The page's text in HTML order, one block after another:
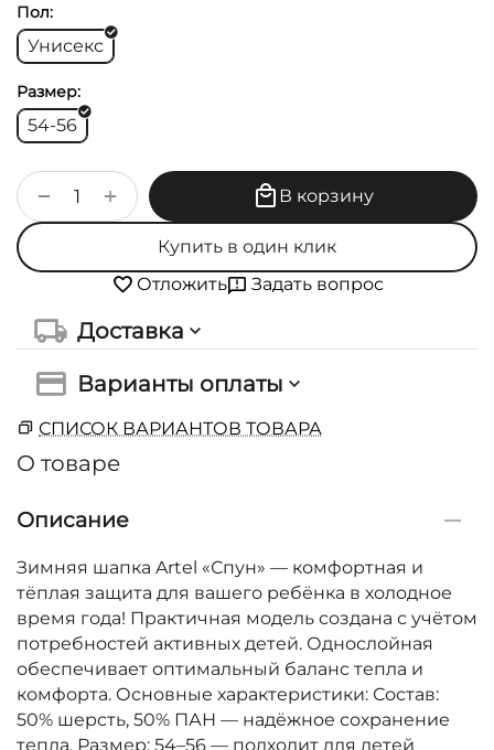
Пол:
Унисекс
Размер:
54-56
+
− В корзину
Купить в один клик
Отложить
Задать вопрос
Доставка
Варианты оплаты
СПИСОК ВАРИАНТОВ ТОВАРА
О товаре
Описание
Зимняя шапка Artel «Спун» — комфортная и
тёплая защита для вашего ребёнка в холодное
время года! Практичная модель создана с учётом
потребностей активных детей. Однослойная
обеспечивает оптимальный баланс тепла и
комфорта. Основные характеристики: Состав:
50% шерсть, 50% ПАН — надёжное сохранение
тепла. Размер: 54–56 — подходит для детей